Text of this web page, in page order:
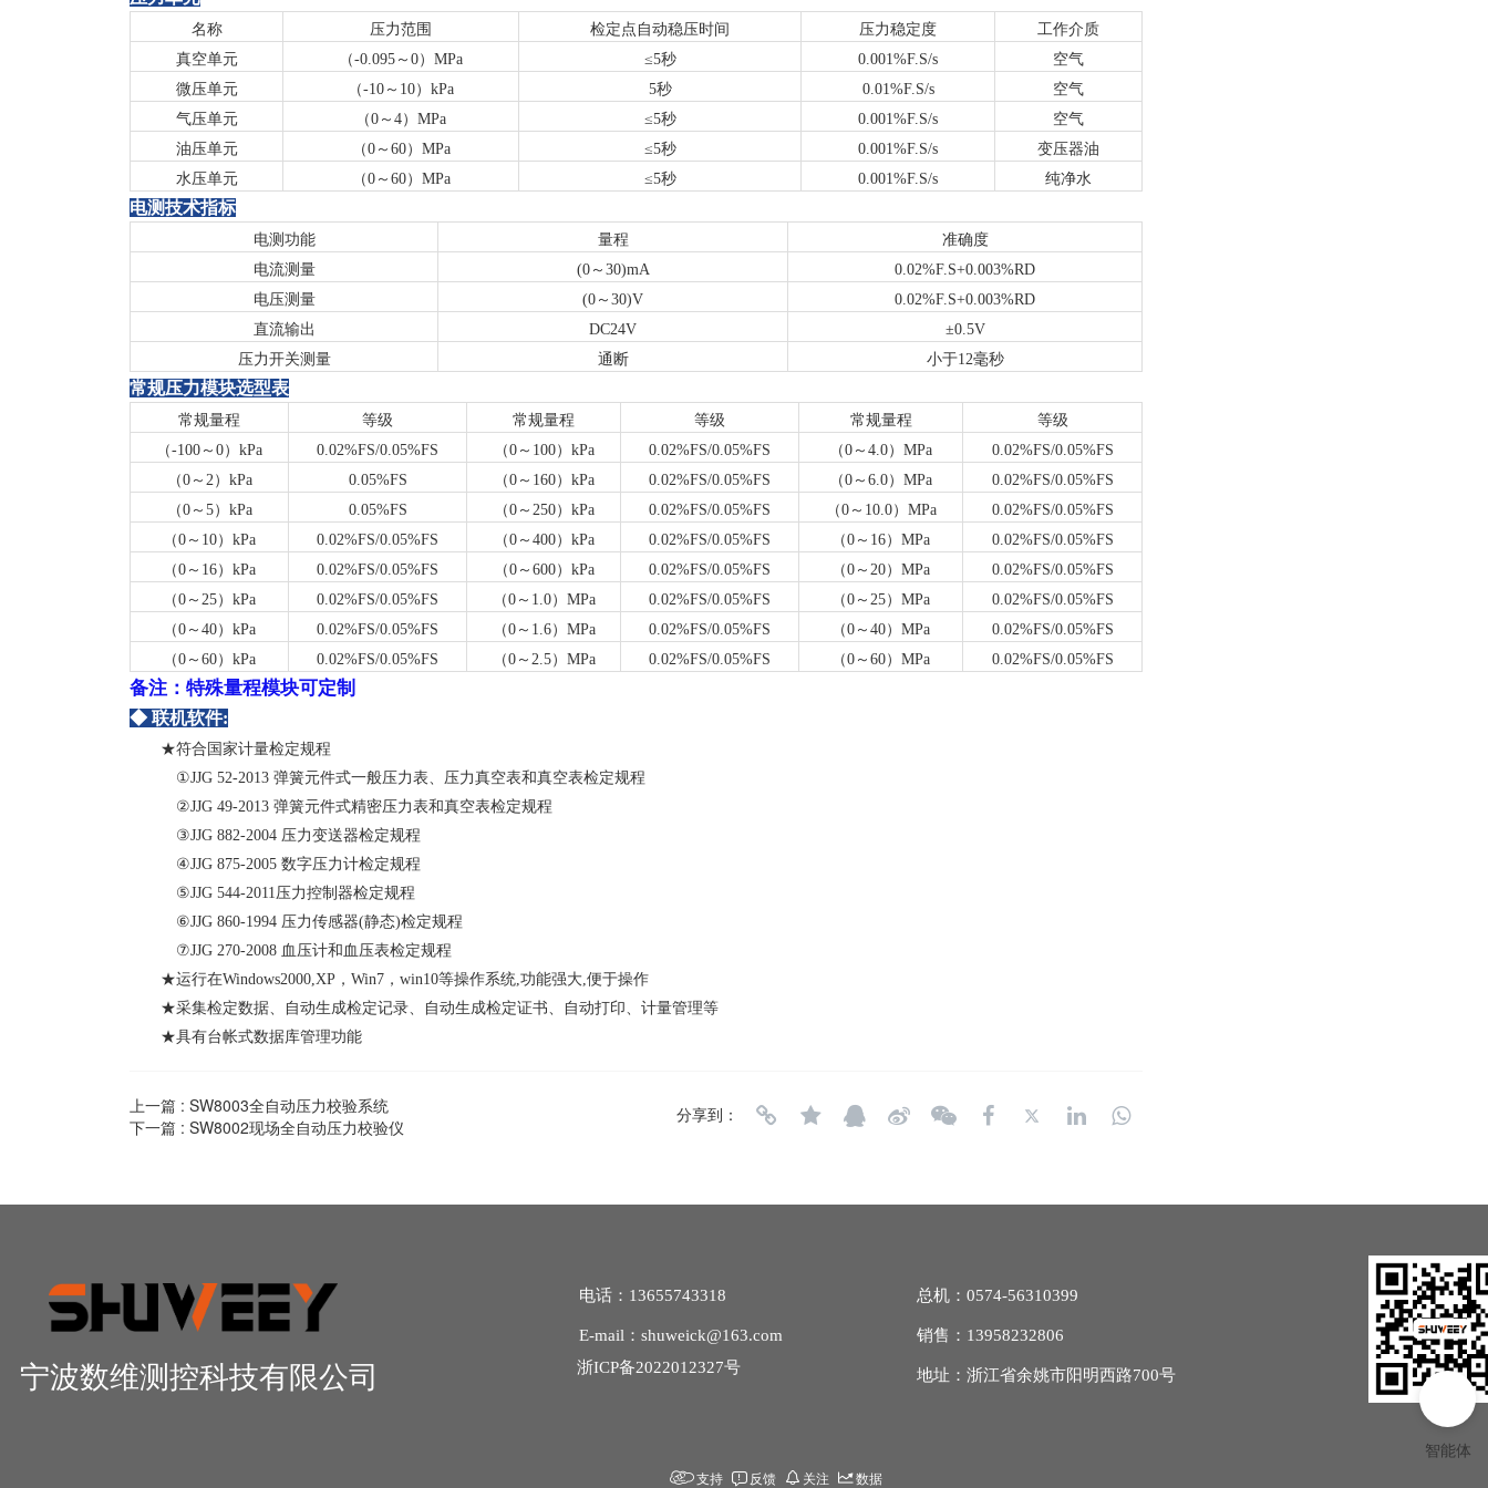
名称 压力范围 检定点自动稳压时间 压力稳定度
工作介质
真空单元
（-0.095～0）MPa ≤5秒 0.001%F.S/s
空气
微压单元
（-10～10）kPa 5秒 0.01%F.S/s
空气
气压单元
（0～ 4）MPa ≤5秒 0.001%F.S/s
空气
油压单元
（0～60）MPa ≤5秒 0.001%F.S/s
变压器油
水压单元
（0～60）MPa ≤5秒 0.001%F.S/s 纯净水
电测技术指标
电测功能 量程
准确度
电流测量
(0～30)mA
0.02%F.S+0.003%RD
电压测量
(0～30)V
0.02%F.S+0.003%RD
直流输出
DC24V
±0.5V
压力开关测量
通断 小于12毫秒
常规压力模块选型表
常规量程 等级 常规量程 等级 常规量程
等级
（-100～0）kPa
0.02%FS/0.05%FS （0～100）kPa 0.02%FS/0.05%FS （0～4.0）MPa
0.02%FS/0.05%FS
（0～2）kPa
0.05%FS （0～160）kPa 0.02%FS/0.05%FS （0～ 6 .0）MPa
0.02%FS/0.05%FS
（0～5）kPa
0.05%FS （0～250）kPa 0.02%FS/0.05%FS （0～ 10.0）MPa
0.02%FS/0.05%FS
（0～10）kPa
0.02%FS/0.05%FS （0～400）kPa 0.02%FS/0.05%FS （0～16）MPa
0.02%FS/0.05%FS
（0～16）kPa
0.02%FS/0.05%FS （0～600）kPa 0.02%FS/0.05%FS （0～20）MPa
0.02%FS/0.05%FS
（0～25）kPa
0.02%FS/0.05%FS （0～1.0）MPa 0.02%FS/0.05%FS （0～25）MPa
0.02%FS/0.05%FS
（0～40）kPa
0.02%FS/0.05%FS （0～1.6）MPa 0.02%FS/0.05%FS （0～40）MPa
0.02%FS/0.05%FS
（0～60）kPa
0.02%FS/0.05%FS （0～2.5）MPa 0.02%FS/0.05%FS （0～60）MPa 0.02%FS/0.05%FS
备注：特殊量程模块可定制
◆ 联机软件:
★符合国家计量检定规程
①JJG 52-2013 弹簧元件式一般压力表、压力真空表和真空表检定规程
②JJG 49-2013 弹簧元件式精密压力表和真空表检定规程
③JJG 882-2004 压力变送器检定规程
④JJG 875-2005 数字压力计检定规程
⑤JJG 544-2011压力控制器检定规程
⑥JJG 860-1994 压力传感器(静态)检定规程
⑦JJG 270-2008 血压计和血压表检定规程
★运行在Windows2000,XP，Win7，win10等操作系统,功能强大,便于操作
★采集检定数据、自动生成检定记录、自动生成检定证书、自动打印、计量管理等
★具有台帐式数据库管理功能
上一篇 : SW8003全自动压力校验系统
下一篇 : SW8002现场全自动压力校验仪
分享到：
宁波数维测控科技有限公司
电话：13655743318
E-mail：shuweick@163.com
总机：0574-56310399
销售：13958232806
地址：浙江省余姚市阳明西路700号
浙ICP备2022012327号
支持 反馈 关注 数据